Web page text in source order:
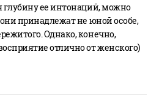
ее интонаций, можно
принадлежат не юной особе,
Однако, конечно,
отлично от женского)